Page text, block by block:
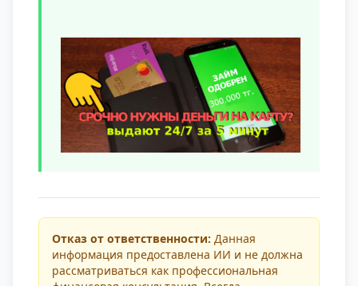
Отказ от ответственности: Данная
информация предоставлена ИИ и не должна
рассматриваться как профессиональная